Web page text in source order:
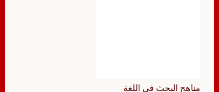
مناهج البحث في اللغة